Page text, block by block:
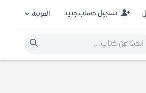
تسجيل حساب جديد